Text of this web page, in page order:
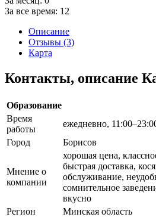
За все время: 12
Описание
Отзывы (3)
Карта
Контакты, описание
Образование
Время
работы
ежедневно,
Город
Борисов
Мнение о
компании
хорошая цена,
быстрая доставка,
обслуживание,
сомнительное
вкусно
Регион
Минская область